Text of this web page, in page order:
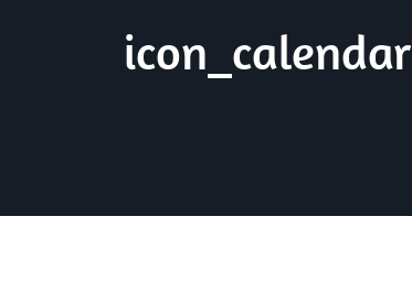
icon_calendar